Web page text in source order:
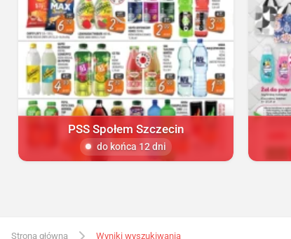
PSS Społem Szczecin
do końca 12 dni
Strona główna Wyniki wyszukiwania